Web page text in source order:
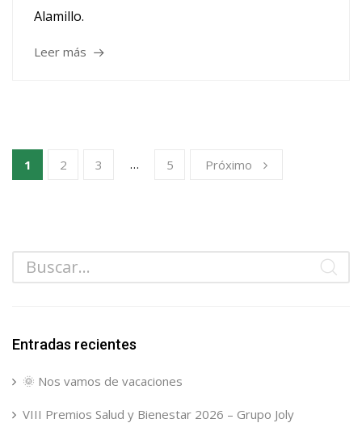
Alamillo.
Leer más
1 2 3 … 5 Próximo
Entradas recientes
🌞 Nos vamos de vacaciones
VIII Premios Salud y Bienestar 2026 – Grupo Joly